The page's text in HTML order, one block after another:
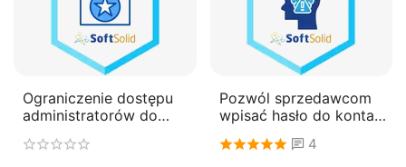
Ograniczenie dostępu
administratorów do
zamówień - płatność
Pozwól sprzedawcom
wpisać hasło do konta
płatność miesięczna
4